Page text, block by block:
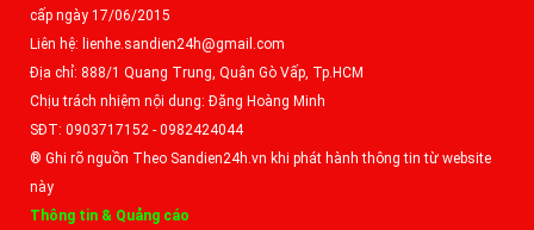
cấp ngày 17/06/2015
Liên hệ: lienhe.sandien24h@gmail.com
Địa chỉ: 888/1 Quang Trung, Quận Gò Vấp, Tp.HCM
Chịu trách nhiệm nội dung: Đặng Hoàng Minh
SĐT: 0903717152 - 0982424044
® Ghi rõ nguồn Theo Sandien24h.vn khi phát hành thông tin từ website
này
Thông tin & Quảng cáo